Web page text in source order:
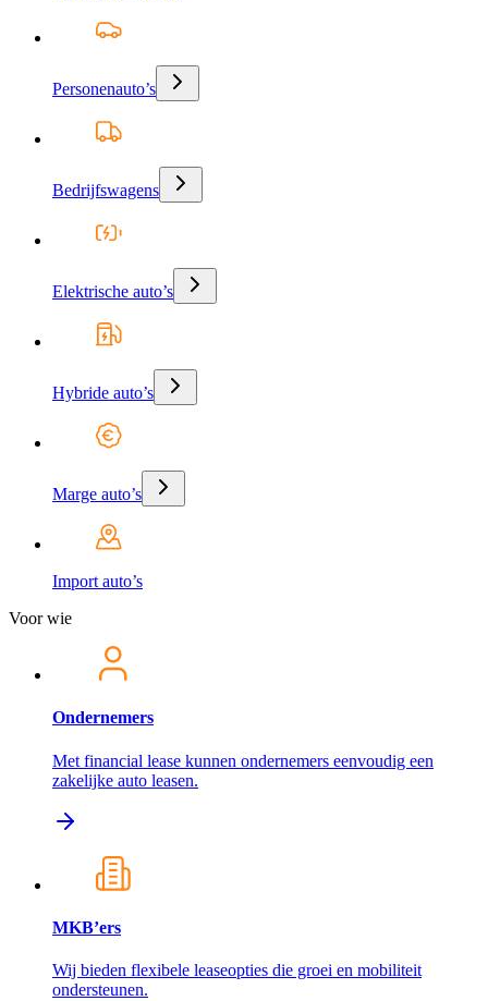
Personenauto’s
Bedrijfswagens
Elektrische auto’s
Hybride auto’s
Marge auto’s
Import auto’s
Voor wie
Ondernemers
Met financial lease kunnen ondernemers eenvoudig een
zakelijke auto leasen.
MKB’ers
Wij bieden flexibele leaseopties die groei en mobiliteit
ondersteunen.